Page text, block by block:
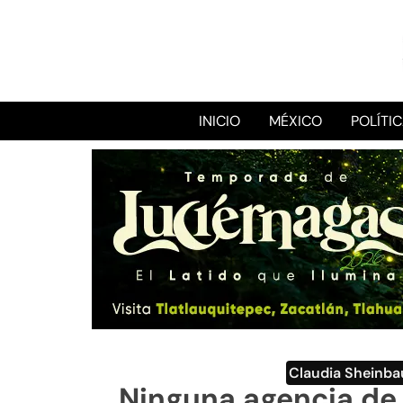
INICIO MÉXICO
Claudia